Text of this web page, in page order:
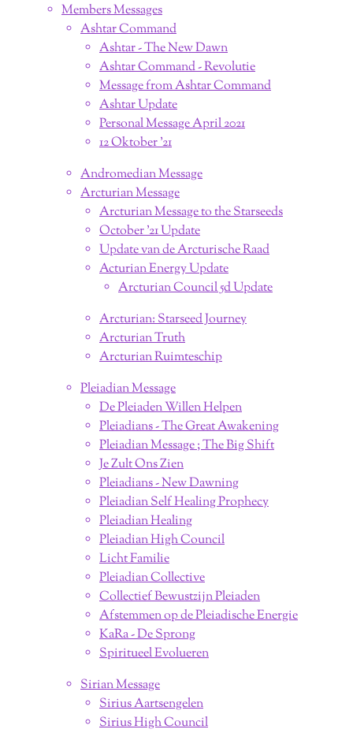
Members Messages
Ashtar Command
Ashtar - The New Dawn
Ashtar Command - Revolutie
Message from Ashtar Command
Ashtar Update
Personal Message April 2021
12 Oktober '21
Andromedian Message
Arcturian Message
Arcturian Message to the Starseeds
October '21 Update
Update van de Arcturische Raad
Acturian Energy Update
Arcturian Council 5d Update
Arcturian: Starseed Journey
Arcturian Truth
Arcturian Ruimteschip
Pleiadian Message
De Pleiaden Willen Helpen
Pleiadians - The Great Awakening
Pleiadian Message ; The Big Shift
Je Zult Ons Zien
Pleiadians - New Dawning
Pleiadian Self Healing Prophecy
Pleiadian Healing
Pleiadian High Council
Licht Familie
Pleiadian Collective
Collectief Bewustzijn Pleiaden
Afstemmen op de Pleiadische Energie
KaRa - De Sprong
Spiritueel Evolueren
Sirian Message
Sirius Aartsengelen
Sirius High Council